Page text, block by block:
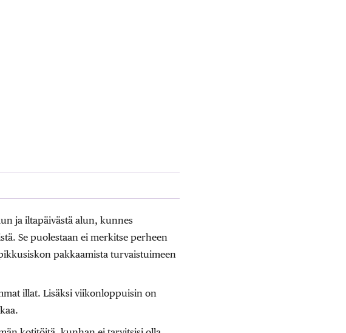
ja iltapäivästä alun, kunnes
Se puolestaan ei merkitse perheen
pakkaamista turvaistuimeen
illat. Lisäksi viikonloppuisin on